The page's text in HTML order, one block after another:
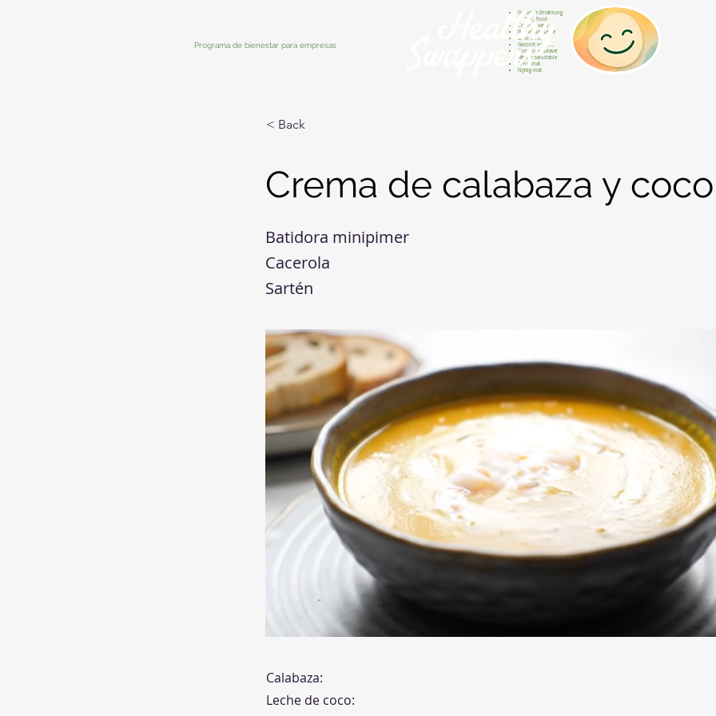
Programa de bienestar para empresas
Gesunde Ernährung
Healthy food
Comida sana
Nourriture saine
Cibo sano
Gezond voedsel
Comida saudável
Menjar saludable
Sunn mat
Nyttig mat
< Back
Crema de calabaza y coco
Batidora minipimer
Cacerola
Sartén
Calabaza:
Leche de coco: